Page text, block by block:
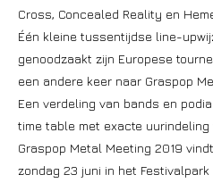
Cross, Concealed Reality en
Één kleine tussentijdse line-
genoodzaakt zijn Europese
een andere keer naar Graspop
Een verdeling van bands en
time table met exacte uurindeling
Graspop Metal Meeting 2019
zondag 23 juni in het Festivalpark